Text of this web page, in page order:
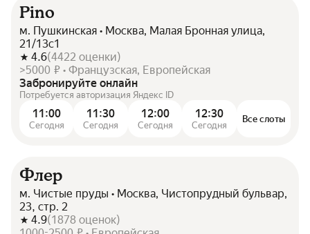
Pino
м. Пушкинская • Москва, Малая Бронная улица,
21/13с1
4.6(4422 оценки)
>5000 ₽ • Французская, Европейская
Забронируйте онлайн
Потребуется авторизация Яндекс ID
11:00
Сегодня
11:30
Сегодня
12:00
Сегодня
12:30
Сегодня
Все слоты
Флер
м. Чистые пруды • Москва, Чистопрудный бульвар,
23, стр. 2
4.9(1878 оценок)